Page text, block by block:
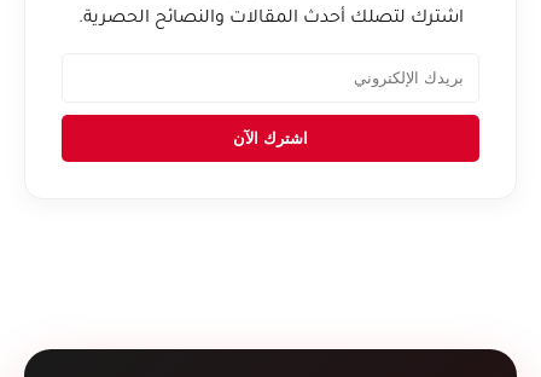
اشترك لتصلك أحدث المقالات والنصائح الحصرية.
اشترك الآن